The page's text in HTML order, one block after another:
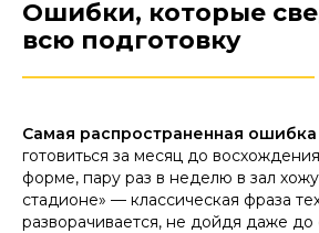
Ошибки, которые
всю подготовку
Самая распространенная ошибка
готовиться за месяц до
форме, пару раз в неделю в зал
стадионе» — классическая фраза
разворачивается, не дойдя даже до